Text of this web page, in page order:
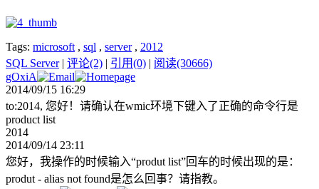
Tags: microsoft, sql , server, 2012
SQL Server| 评论(2) | 引用(0) | 阅读(30666)
gOxiA
2014/09/15 16:29
to:2014, 您好！请确认在wmic环境下键入了正确的命令行是
product list
2014
2014/09/14 23:11
您好，我操作的时候输入“produt list”回车的时候出现的是：
produt - alias not found是怎么回事？请指教。